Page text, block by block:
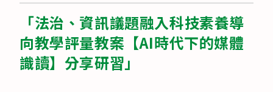
「法治、資訊議題融入科技素養導
向教學評量教案【AI時代下的媒體
識讀】分享研習」